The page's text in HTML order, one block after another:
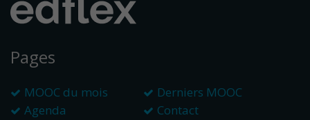
Pages
MOOC du mois
Derniers MOOC
Agenda
Contact